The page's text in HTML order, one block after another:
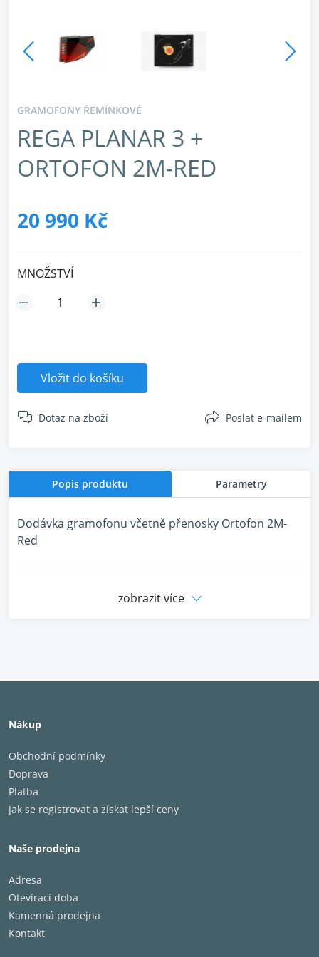
GRAMOFONY ŘEMÍNKOVÉ
REGA PLANAR 3 +
ORTOFON 2M-RED
20 990 Kč
MNOŽSTVÍ
Vložit do košíku
Dotaz na zboží Poslat e-mailem
Popis produktu Parametry
Dodávka gramofonu včetně přenosky Ortofon 2M-
Red
zobrazit více
Nákup
Obchodní podmínky
Doprava
Platba
Jak se registrovat a získat lepší ceny
Naše prodejna
Adresa
Otevírací doba
Kamenná prodejna
Kontakt